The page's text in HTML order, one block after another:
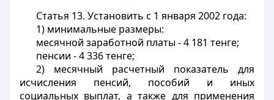
Статья 13. Установить с 1 января 2002 года:
1) минимальные размеры:
месячной заработной платы - 4 181 тенге;
пенсии - 4 336 тенге;
2) месячный расчетный показатель для
исчисления пенсий, пособий и иных
социальных выплат, а также для применения